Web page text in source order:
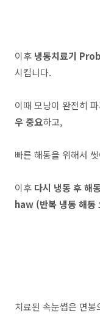
이후 냉동치료기
시킵니다.
이때 모낭이 완전히
우 중요하고,
빠른 해동을 위해서
이후 다시 냉동 후 해
haw (반복 냉동 해동
치료된 속눈썹은 면